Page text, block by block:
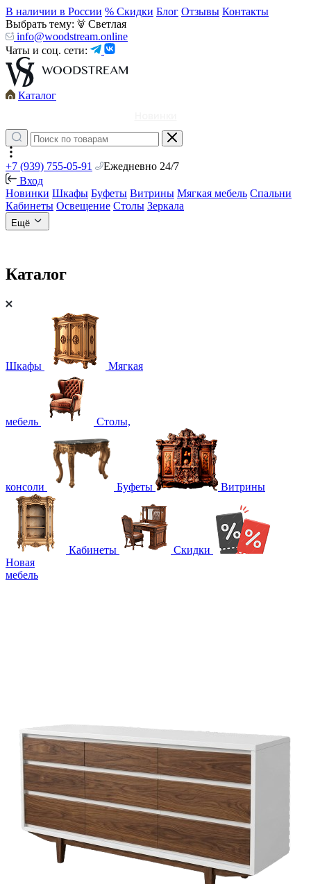
В наличии в России % Скидки Блог Отзывы Контакты
Выбрать тему:
Светлая
info@woodstream.online
Чаты и соц. сети:
Каталог
+7 (939) 755-05-91
Ежедневно 24/7
Вход
Новинки Шкафы Буфеты Витрины Мягкая мебель Спальни
Кабинеты Освещение Столы Зеркала
Ещё
Каталог
Шкафы Мягкая
мебель Столы,
консоли Буфеты Витрины
Кабинеты
Скидки
Новая
мебель